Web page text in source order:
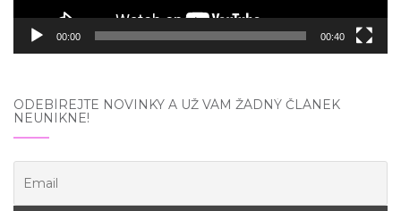
00:00 00:40
ODEBÍREJTE NOVINKY A UŽ VÁM ŽÁDNÝ ČLÁNEK
NEUNIKNE!